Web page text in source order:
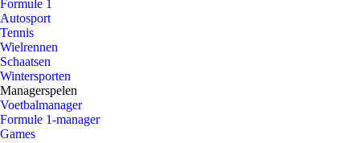
Formule 1
Autosport
Tennis
Wielrennen
Schaatsen
Wintersporten
Managerspelen
Voetbalmanager
Formule 1-manager
Games